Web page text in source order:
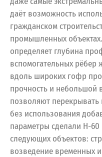
даёт возможность
гражданском
промышленных
определяет глубина
вспомогательных рёбер
вдоль широких гофр
прочность и небольшой
позволяют
без использования
параметры сделали Н-
следующих объектов:
возведение временных